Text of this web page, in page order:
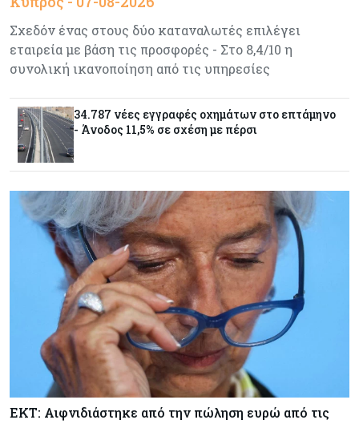
Εμπορεύματα
Ορμούζ
σωσίβιο στην Κίνα
Κύπρος 07-08-2026
Πώς οι κυπριακές τράπεζες «τιμολογούν» τον
πόλεμο
Κύπρος 06-08-2026
Νέα διοικητικά συμβούλια σε Cyta, AHK και σε
άλλους ημικρατικούς ενέκρινε το ΥΣ
Σχεδόν ένας στους δύο καταναλωτές επιλέγει
εταιρεία με βάση τις προσφορές - Στο 8,4/10 η
συνολική ικανοποίηση από τις υπηρεσίες
34.787 νέες εγγραφές οχημάτων στο επτάμηνο
- Άνοδος 11,5% σε σχέση με πέρσι
ΕΚΤ: Αιφνιδιάστηκε από την πώληση ευρώ από τις